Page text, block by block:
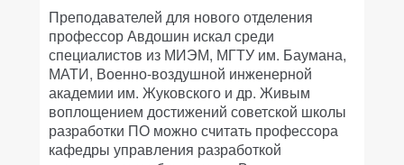
Преподавателей для нового отделения
профессор Авдошин искал среди
специалистов из МИЭМ, МГТУ им. Баумана,
МАТИ, Военно-воздушной инженерной
академии им. Жуковского и др. Живым
воплощением достижений советской школы
разработки ПО можно считать профессора
кафедры управления разработкой